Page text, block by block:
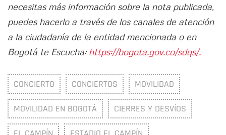
necesitas más información sobre la nota publicada,
puedes hacerlo a través de los canales de atención
a la ciudadanía de la entidad mencionada o en
Bogotá te Escucha: https://bogota.gov.co/sdqs/.
CONCIERTO CONCIERTOS MOVILIDAD
MOVILIDAD EN BOGOTÁ CIERRES Y DESVÍOS